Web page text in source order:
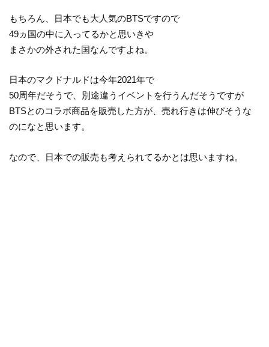
もちろん、日本でも大人気のBTSですので
49ヵ国の中に入ってるかと思いきや
まさかの外された国なんですよね。
日本のマクドナルドは今年2021年で
50周年だそうで、別途違うイベントを行うんだそうですが
BTSとのコラボ商品を販売した方が、売れ行きは伸びそうな
のになと思います。
なので、日本での販売も考えられてるかとは思いますね。